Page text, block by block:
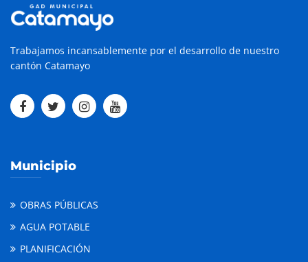
Trabajamos incansablemente por el desarrollo de nuestro
cantón Catamayo
Municipio
OBRAS PÚBLICAS
AGUA POTABLE
PLANIFICACIÓN